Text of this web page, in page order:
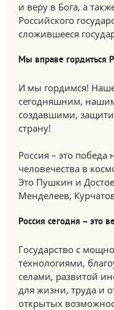
и веру в Бога, а
Российского
сложившееся
Мы вправе гордиться
И мы гордимся!
сегодняшним,
создавшими,
страну!
Россия – это
человечества в
Это Пушкин и
Менделеев,
Россия сегодня – это
Государство с
технологиями,
селами, развитой
для жизни, труда и
открытых